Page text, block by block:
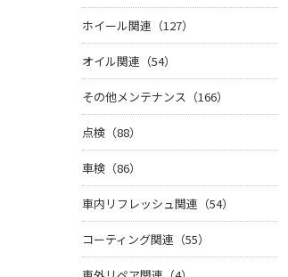
ホイール関連（127）
オイル関連（54）
その他メンテナンス（166）
点検（88）
車検（86）
車内リフレッシュ関連（54）
コーティング関連（55）